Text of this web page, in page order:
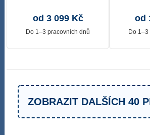
od 3 099 Kč
Do 1–3 pracovních dnů
od
Do
ZOBRAZIT DALŠÍCH 40